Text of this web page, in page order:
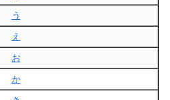
う
え
お
か